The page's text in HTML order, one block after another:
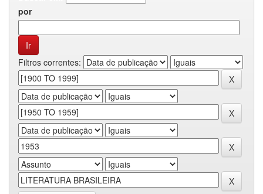
por
Filtros correntes: